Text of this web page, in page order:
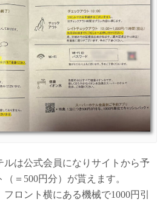
ルは公式会員になりサイトから予
＝500円分）が貰えます。
ロント横にある機械で1000円引